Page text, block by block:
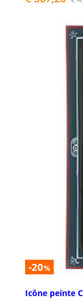
-20%
Icône peinte